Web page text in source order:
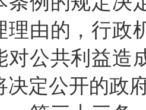
理由的，行政
对公共利益造
决定公开的政